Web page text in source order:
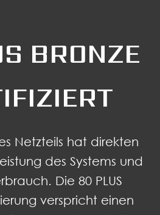
BRONZE
Netzteils hat direkten
des Systems und
Die 80 PLUS
verspricht einen